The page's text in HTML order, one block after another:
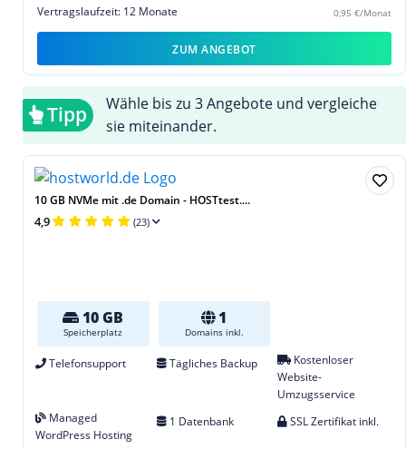
0,95 €/Monat
Vertragslaufzeit: 12 Monate
ZUM ANGEBOT
Tipp
Wähle bis zu 3 Angebote und vergleiche
sie miteinander.
10 GB NVMe mit .de Domain - HOSTtest....
4,9 (23)
10 GB
Speicherplatz
1
Domains inkl.
Telefonsupport Tägliches Backup
Kostenloser
Website-
Umzugsservice
Managed
WordPress Hosting
1 Datenbank SSL Zertifikat inkl.